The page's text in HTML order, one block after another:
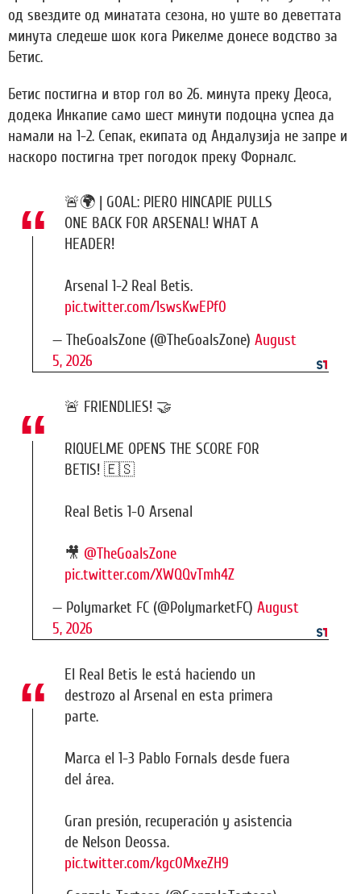
од ѕвездите од минатата сезона, но уште во деветтата
минута следеше шок кога Рикелме донесе водство за
Бетис.
Бетис постигна и втор гол во 26. минута преку Деоса,
додека Инкапие само шест минути подоцна успеа да
намали на 1-2. Сепак, екипата од Андалузија не запре и
наскоро постигна трет погодок преку Форналс.
🚨🌍 | GOAL: PIERO HINCAPIE PULLS
ONE BACK FOR ARSENAL! WHAT A
HEADER!
Arsenal 1-2 Real Betis.
pic.twitter.com/1swsKwEPf0
— TheGoalsZone (@TheGoalsZone) August
5, 2026
🚨 FRIENDLIES! 🤝
RIQUELME OPENS THE SCORE FOR
BETIS! 🇪🇸
Real Betis 1-0 Arsenal
🎥 @TheGoalsZone
pic.twitter.com/XWQQvTmh4Z
— Polymarket FC (@PolymarketFC) August
5, 2026
El Real Betis le está haciendo un
destrozo al Arsenal en esta primera
parte.
Marca el 1-3 Pablo Fornals desde fuera
del área.
Gran presión, recuperación y asistencia
de Nelson Deossa.
pic.twitter.com/kgc0MxeZH9